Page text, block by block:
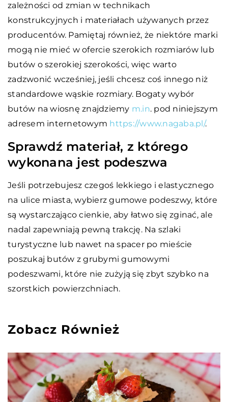
zależności od zmian w technikach
konstrukcyjnych i materiałach używanych przez
producentów. Pamiętaj również, że niektóre marki
mogą nie mieć w ofercie szerokich rozmiarów lub
butów o szerokiej szerokości, więc warto
zadzwonić wcześniej, jeśli chcesz coś innego niż
standardowe wąskie rozmiary. Bogaty wybór
butów na wiosnę znajdziemy m.in. pod niniejszym
adresem internetowym https://www.nagaba.pl/.
Sprawdź materiał, z którego
wykonana jest podeszwa
Jeśli potrzebujesz czegoś lekkiego i elastycznego
na ulice miasta, wybierz gumowe podeszwy, które
są wystarczająco cienkie, aby łatwo się zginać, ale
nadal zapewniają pewną trakcję. Na szlaki
turystyczne lub nawet na spacer po mieście
poszukaj butów z grubymi gumowymi
podeszwami, które nie zużyją się zbyt szybko na
szorstkich powierzchniach.
Zobacz Również